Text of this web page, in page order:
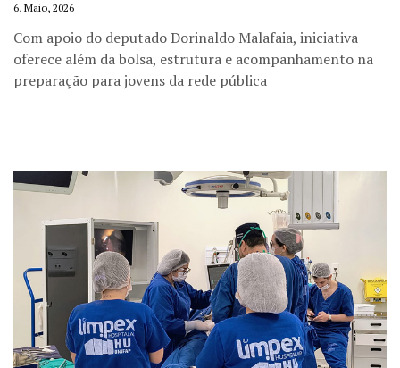
6, Maio, 2026
Com apoio do deputado Dorinaldo Malafaia, iniciativa
oferece além da bolsa, estrutura e acompanhamento na
preparação para jovens da rede pública